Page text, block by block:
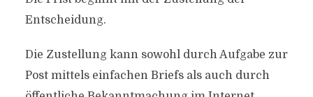
Entscheidung.
Die Zustellung kann sowohl durch Aufgabe zur
Post mittels einfachen Briefs als auch durch